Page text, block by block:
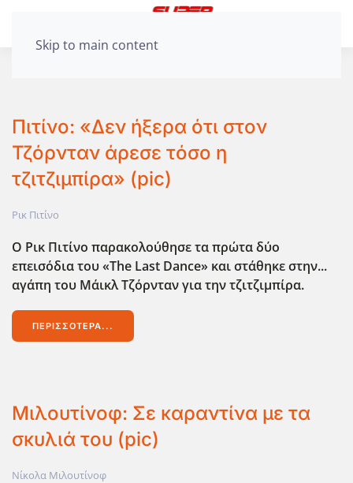
Skip to main content
Πιτίνο: «Δεν ήξερα ότι στον
Τζόρνταν άρεσε τόσο η
τζιτζιμπίρα» (pic)
Ρικ Πιτίνο
Ο Ρικ Πιτίνο παρακολούθησε τα πρώτα δύο
επεισόδια του «The Last Dance» και στάθηκε στην...
αγάπη του Μάικλ Τζόρνταν για την τζιτζιμπίρα.
ΠΕΡΙΣΣΌΤΕΡΑ...
Μιλουτίνοφ: Σε καραντίνα με τα
σκυλιά του (pic)
Νίκολα Μιλουτίνοφ